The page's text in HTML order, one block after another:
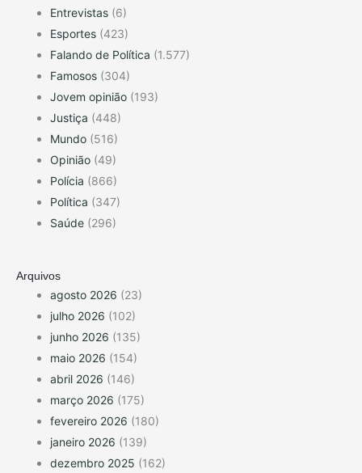
Entrevistas (6)
Esportes (423)
Falando de Política (1.577)
Famosos (304)
Jovem opinião (193)
Justiça (448)
Mundo (516)
Opinião (49)
Polícia (866)
Política (347)
Saúde (296)
Arquivos
agosto 2026 (23)
julho 2026 (102)
junho 2026 (135)
maio 2026 (154)
abril 2026 (146)
março 2026 (175)
fevereiro 2026 (180)
janeiro 2026 (139)
dezembro 2025 (162)